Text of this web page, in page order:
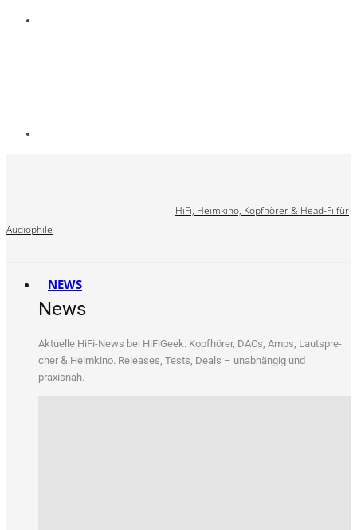
HiFi, Heimkino, Kopfhörer & Head-Fi für
Audiophile
NEWS
News
Aktu­el­le HiFi-News bei HiFi­Ge­ek: Kopf­hö­rer, DACs, Amps, Laut­spre­
cher & Heim­ki­no. Releases, Tests, Deals – unab­hän­gig und
praxisnah.